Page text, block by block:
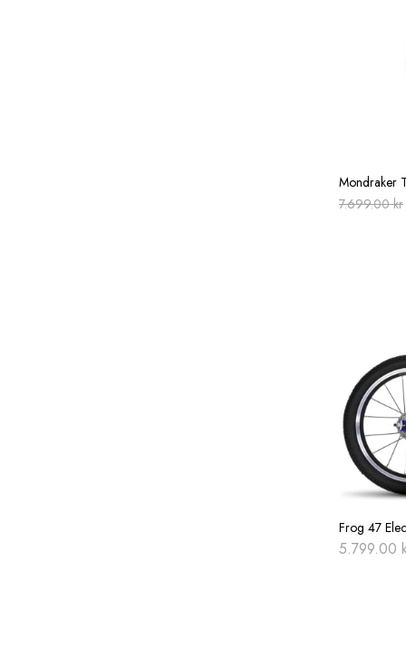
Mondraker
7.699.00kr
Frog 47
5.799.00